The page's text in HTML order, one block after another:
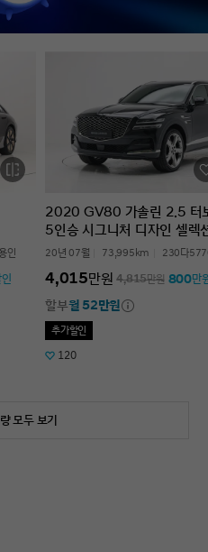
운
히
인
2020 GV80 가솔린 2.5 터
5인승 시그니처 디자인 셀
20년 07월 73,995km 230다
4,015만원 4,815만원 800만
할부월 52만원
추가할인
120
모두 보기